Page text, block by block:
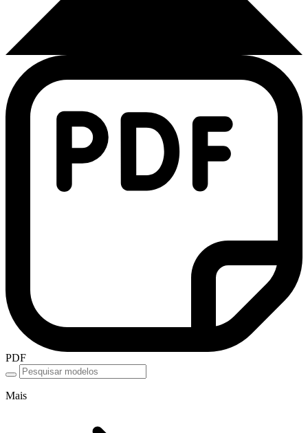
PDF
Mais